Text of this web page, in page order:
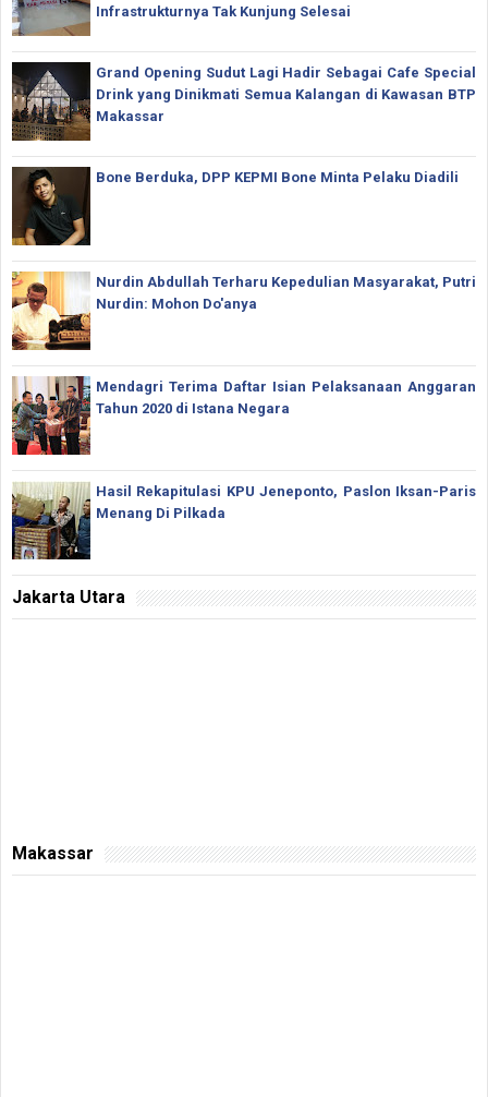
Infrastrukturnya Tak Kunjung Selesai
Grand Opening Sudut Lagi Hadir Sebagai Cafe Special
Drink yang Dinikmati Semua Kalangan di Kawasan BTP
Makassar
Bone Berduka, DPP KEPMI Bone Minta Pelaku Diadili
Nurdin Abdullah Terharu Kepedulian Masyarakat, Putri
Nurdin: Mohon Do'anya
Mendagri Terima Daftar Isian Pelaksanaan Anggaran
Tahun 2020 di Istana Negara
Hasil Rekapitulasi KPU Jeneponto, Paslon Iksan-Paris
Menang Di Pilkada
Jakarta Utara
Makassar